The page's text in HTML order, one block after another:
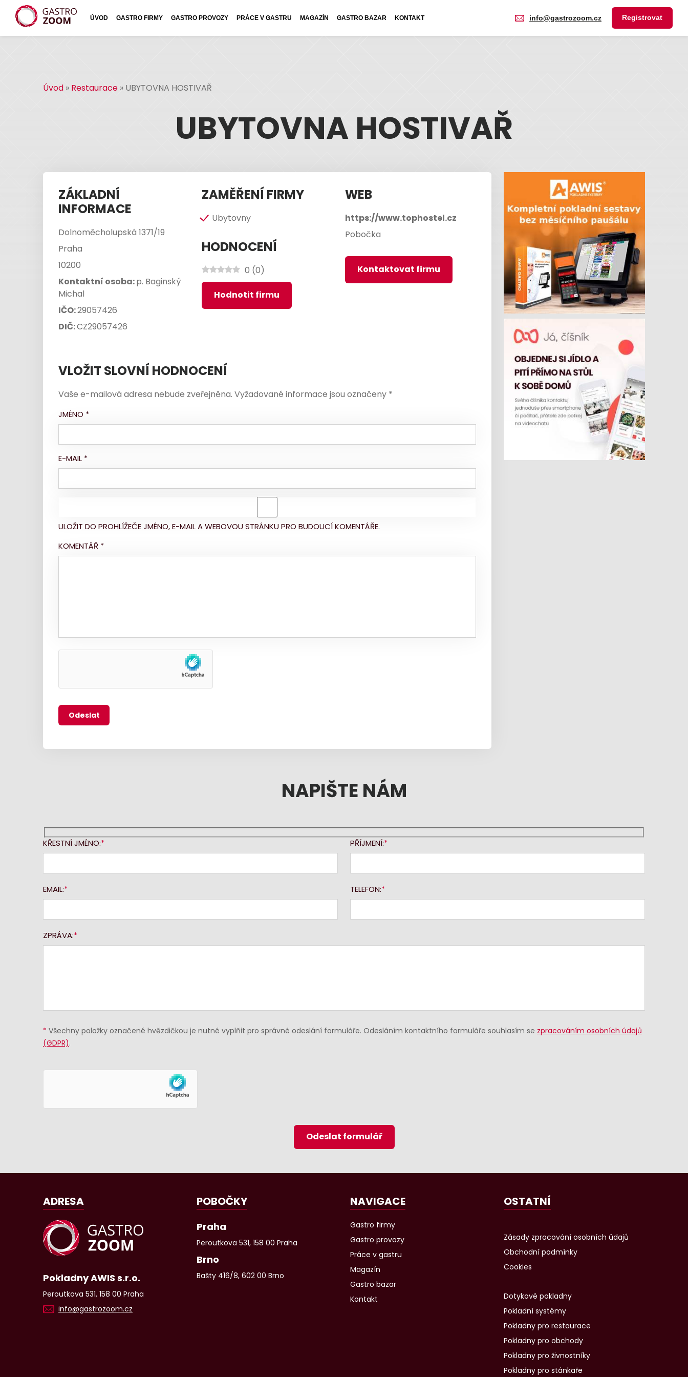
ÚVOD GASTRO FIRMY GASTRO PROVOZY PRÁCE V GASTRU MAGAZÍN GASTRO BAZAR KONTAKT info@gastrozoom.cz Registrovat
Úvod » Restaurace » UBYTOVNA HOSTIVAŘ
UBYTOVNA HOSTIVAŘ
ZÁKLADNÍ
INFORMACE
Dolnoměcholupská 1371/19
Praha
10200
Kontaktní osoba:p. Baginský
Michal
IČO:29057426
DIČ:CZ29057426
ZAMĚŘENÍ FIRMY
Ubytovny
HODNOCENÍ
0 (0)
Hodnotit firmu
WEB
https://www.tophostel.cz
Pobočka
Kontaktovat firmu
VLOŽIT SLOVNÍ HODNOCENÍ
Vaše e-mailová adresa nebude zveřejněna. Vyžadované informace jsou označeny *
JMÉNO *
E-MAIL *
ULOŽIT DO PROHLÍŽEČE JMÉNO, E-MAIL A WEBOVOU STRÁNKU PRO BUDOUCÍ KOMENTÁŘE.
KOMENTÁŘ *
NAPIŠTE NÁM
KŘESTNÍ JMÉNO: PŘÍJMENÍ:
EMAIL: TELEFON:
ZPRÁVA:
* Všechny položky označené hvězdičkou je nutné vyplňit pro správné odeslání formuláře. Odesláním kontaktního formuláře souhlasím se zpracováním osobních údajů
(GDPR).
Odeslat formulář
ADRESA
Pokladny AWIS s.r.o.
Peroutkova 531, 158 00 Praha
info@gastrozoom.cz
POBOČKY
Praha
Peroutkova 531, 158 00 Praha
Brno
Bašty 416/8, 602 00 Brno
NAVIGACE
Gastro firmy
Gastro provozy
Práce v gastru
Magazín
Gastro bazar
Kontakt
OSTATNÍ
Zásady zpracování osobních údajů
Obchodní podmínky
Cookies
Dotykové pokladny
Pokladní systémy
Pokladny pro restaurace
Pokladny pro obchody
Pokladny pro živnostníky
Pokladny pro stánkaře